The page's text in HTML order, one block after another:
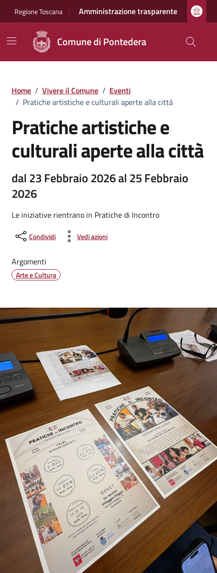
Regione Toscana Amministrazione trasparente
Comune di Pontedera
Home / Vivere il Comune / Eventi
/ Pratiche artistiche e culturali aperte alla città
Pratiche artistiche e
culturali aperte alla città
dal 23 Febbraio 2026 al 25 Febbraio
2026
Le iniziative rientrano in Pratiche di Incontro
Condividi Vedi azioni
Argomenti
Arte e Cultura